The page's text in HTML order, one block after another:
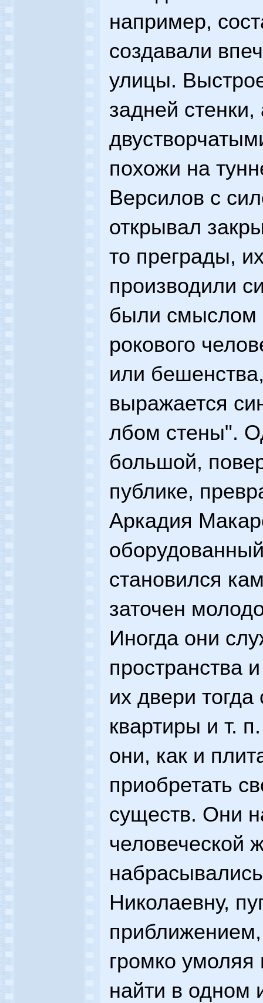
например,
создавали
улицы.
задней стенки,
похожи на
Версилов с
открывал
то преграды,
производили
были смыслом
рокового
или
выражается
лбом стены".
большой,
публике,
Аркадия
становился
заточен
Иногда они
пространства
их двери
квартиры и т.
они, как и
приобретать
существ. Они
человеческой
Николаевну,
громко
найти в одном